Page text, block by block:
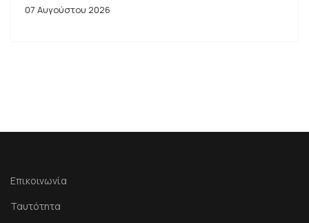
07 Αυγούστου 2026
Επικοινωνία
Ταυτότητα